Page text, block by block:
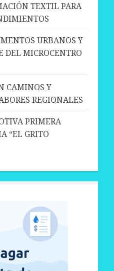
TEXTIL PARA
URBANOS Y
DEL MICROCENTRO
CAMINOS Y
REGIONALES
PRIMERA
“EL GRITO